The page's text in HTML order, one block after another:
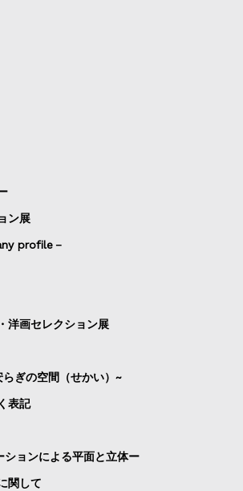
ン展
profile－
洋画セレクション展
ぎの空間（せかい）~
表記
ョンによる平面と立体ー
関して